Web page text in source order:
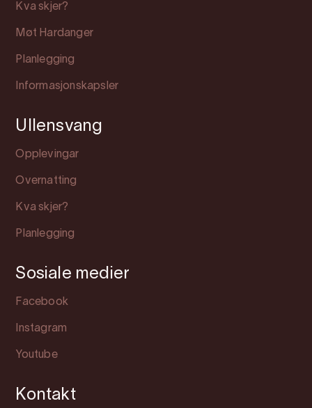
Kva skjer?
Møt Hardanger
Planlegging
Informasjonskapsler
Ullensvang
Opplevingar
Overnatting
Kva skjer?
Planlegging
Sosiale medier
Facebook
Instagram
Youtube
Kontakt